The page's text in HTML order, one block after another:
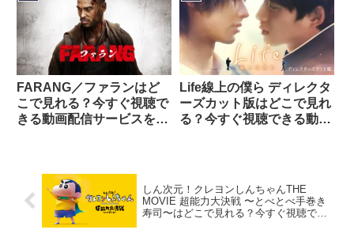
FARANG／ファランはど
こで見れる？今すぐ視聴で
きる動画配信サービスを紹
Life線上の僕ら ディレクタ
ーズカット版はどこで見れ
る？今すぐ視聴できる動画
しん次元！クレヨンしんちゃんTHE
MOVIE 超能力大決戦 〜とべとべ手巻き
寿司〜はどこで見れる？今すぐ視聴でき